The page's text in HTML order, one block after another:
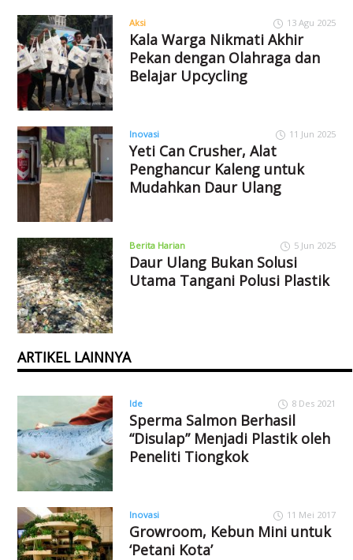
Aksi 13 Agu 2025
Kala Warga Nikmati Akhir
Pekan dengan Olahraga dan
Belajar Upcycling
Inovasi 11 Jun 2025
Yeti Can Crusher, Alat
Penghancur Kaleng untuk
Mudahkan Daur Ulang
Berita Harian 5 Jun 2025
Daur Ulang Bukan Solusi
Utama Tangani Polusi Plastik
ARTIKEL LAINNYA
Ide 8 Des 2021
Sperma Salmon Berhasil
“Disulap” Menjadi Plastik oleh
Peneliti Tiongkok
Inovasi 11 Mei 2017
Growroom, Kebun Mini untuk
‘Petani Kota’